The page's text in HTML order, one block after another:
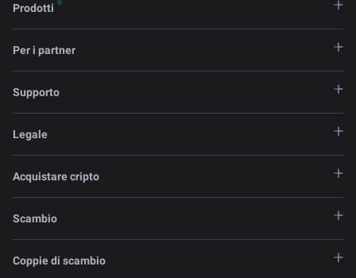
Prodotti
Per i partner
Supporto
Legale
Acquistare cripto
Scambio
Coppie di scambio